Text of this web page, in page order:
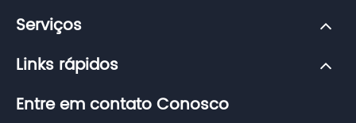
Serviços
Links rápidos
Entre em contato Conosco